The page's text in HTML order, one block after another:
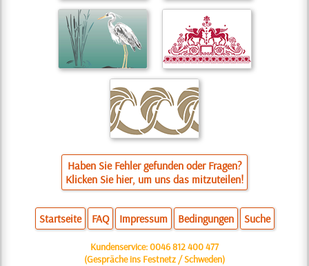
Haben Sie Fehler gefunden oder Fragen?
Klicken Sie hier, um uns das mitzuteilen!
Startseite FAQ Impressum Bedingungen Suche
Kundenservice:0046 812 400 477
(Gespräche ins Festnetz / Schweden)